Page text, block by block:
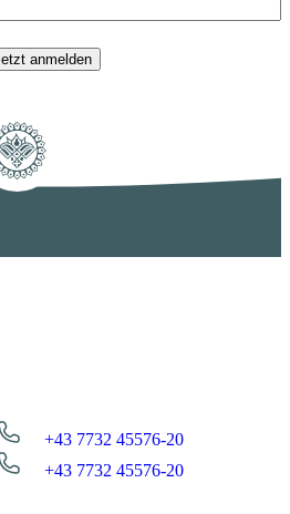
anmelden
+43 7732 45576-20
+43 7732 45576-20